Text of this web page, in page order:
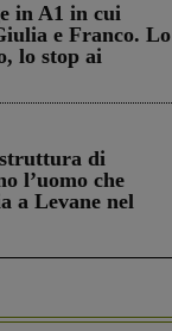
in A1 in cui
e Franco. Lo
lo stop ai
struttura di
l’uomo che
a Levane nel